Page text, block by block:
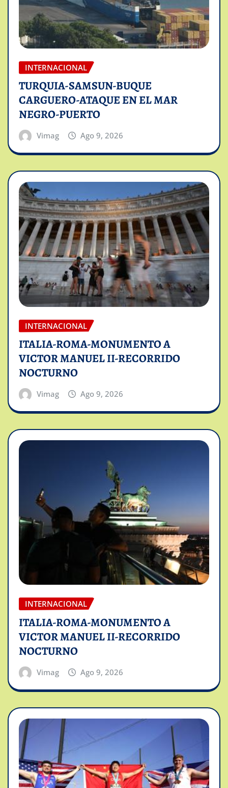
INTERNACIONAL
TURQUIA-SAMSUN-BUQUE
CARGUERO-ATAQUE EN EL MAR
NEGRO-PUERTO
Vimag Ago 9, 2026
INTERNACIONAL
ITALIA-ROMA-MONUMENTO A
VICTOR MANUEL II-RECORRIDO
NOCTURNO
Vimag Ago 9, 2026
INTERNACIONAL
ITALIA-ROMA-MONUMENTO A
VICTOR MANUEL II-RECORRIDO
NOCTURNO
Vimag Ago 9, 2026